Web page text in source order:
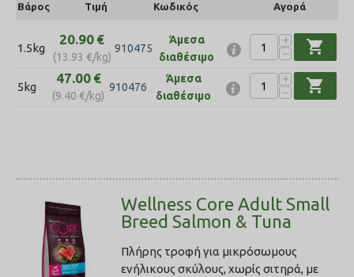
Βάρος Τιμή Κωδικός Αγορά
1.5kg
20.90 €
(13.93 €/kg)
910475
Άμεσα
διαθέσιμο
+
−
shopping_cart
5kg
47.00 €
(9.40 €/kg)
910476
Άμεσα
διαθέσιμο
+
−
shopping_cart
Wellness Core Adult Small
Breed Salmon & Tuna
Πλήρης τροφή για μικρόσωμους
ενήλικους σκύλους, χωρίς σιτηρά, με